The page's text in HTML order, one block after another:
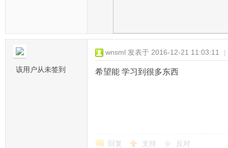
该用户从未签到
wnsml 发表于 2016-12-21 11:03:11 |
希望能 学习到很多东西
回复 支持 反对